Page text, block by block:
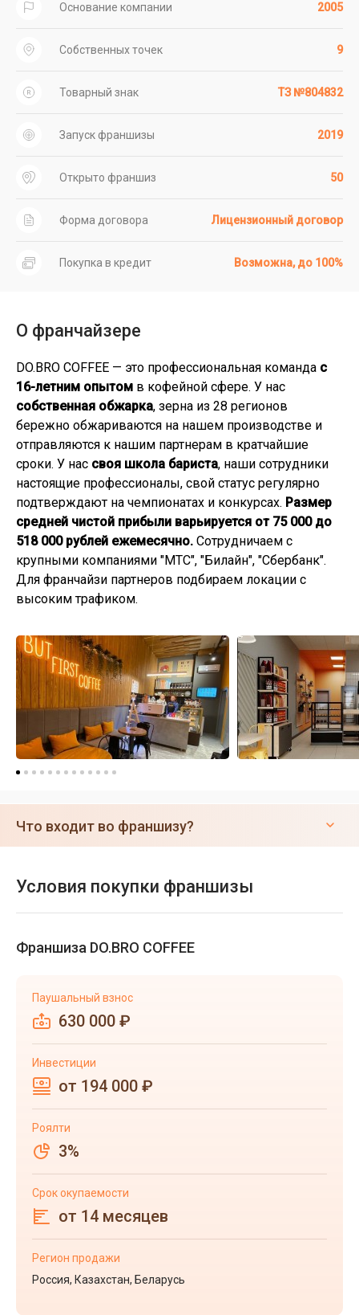
Основание компании 2005
Собственных точек 9
Товарный знак ТЗ №804832
Запуск франшизы 2019
Открыто франшиз 50
Форма договора Лицензионный договор
Покупка в кредит Возможна, до 100%
О франчайзере
DO.BRO COFFEE — это профессиональная команда с
16-летним опытом в кофейной сфере. У нас
собственная обжарка, зерна из 28 регионов
бережно обжариваются на нашем производстве и
отправляются к нашим партнерам в кратчайшие
сроки. У нас своя школа бариста, наши сотрудники
настоящие профессионалы, свой статус регулярно
подтверждают на чемпионатах и конкурсах. Размер
средней чистой прибыли варьируется от 75 000 до
518 000 рублей ежемесячно. Сотрудничаем с
крупными компаниями "МТС", "Билайн", "Сбербанк".
Для франчайзи партнеров подбираем локации с
высоким трафиком.
Что входит во франшизу?
Условия покупки франшизы
Франшиза DO.BRO COFFEE
Паушальный взнос
630 000 ₽
Инвестиции
от 194 000 ₽
Роялти
3%
Срок окупаемости
от 14 месяцев
Регион продажи
Россия, Казахстан, Беларусь